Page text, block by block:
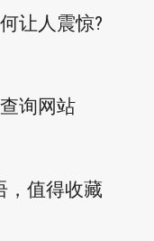
让人震惊?
询网站
，值得收藏